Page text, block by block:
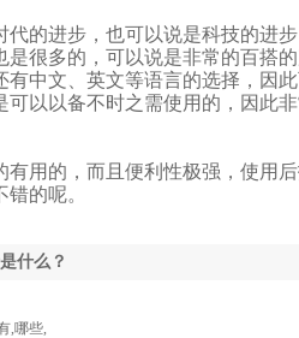
进步，也可以说是科技的进步
是很多的，可以说是非常的百搭
、英文等语言的选择，因此可
以以备不时之需使用的，因此非
的，而且便利性极强，使用
呢。
么？
,哪些,